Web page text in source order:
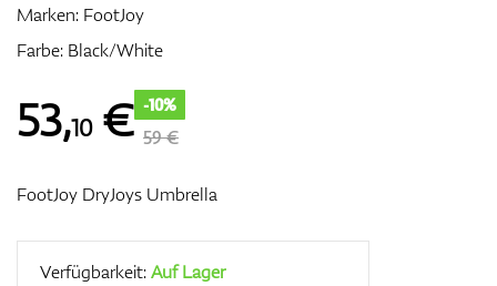
Marken: FootJoy
Farbe: Black/White
53,10€ -10%
59 €
FootJoy DryJoys Umbrella
Verfügbarkeit:Auf Lager